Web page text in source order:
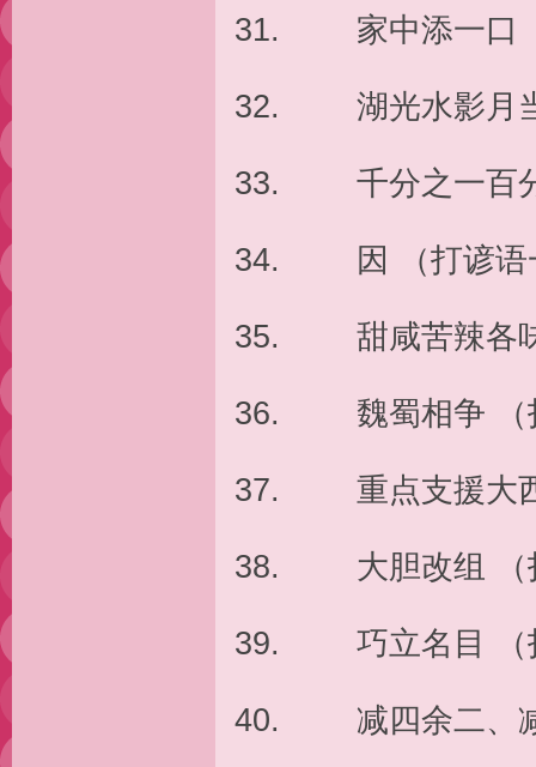
31. 家中添一口
32. 湖光水影月当
33. 千分之一百分
34. 因 （打谚语
35. 甜咸苦辣各味
36. 魏蜀相争 （
37. 重点支援大西
38. 大胆改组 （
39. 巧立名目 （
40. 减四余二、减